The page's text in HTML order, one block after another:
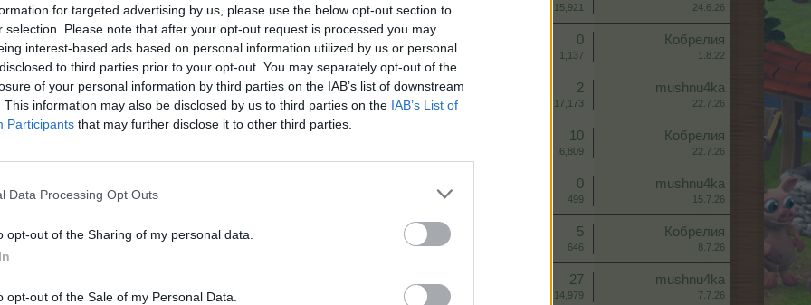
for targeted advertising by us, please use the below opt-out section to
selection. Please note that after your opt-out request is processed you may
interest-based ads based on personal information utilized by us or personal
to third parties prior to your opt-out. You may separately opt-out of the
of your personal information by third parties on the IAB’s list of downstream
This information may also be disclosed by us to third parties on the IAB’s List of
Participants that may further disclose it to other third parties.
Data Processing Opt Outs
opt-out of the Sharing of my personal data.
opt-out of the Sale of my Personal Data.
15,921 24.6.26
0
1,137
Кобрелия
1.8.22
2
17,173
mushnu4ka
22.7.26
10
6,809
Кобрелия
22.7.26
0
499
mushnu4ka
15.7.26
5
646
Кобрелия
8.7.26
27
14,979
mushnu4ka
7.7.26